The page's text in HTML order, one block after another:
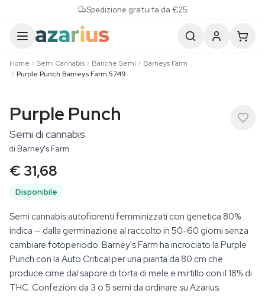
Spedizione gratuita da €25
Home Semi Cannabis Banche Semi
Barneys Farm
Purple Punch Barneys Farm 5749
Purple Punch
Semi di cannabis
di Barney's Farm
€ 31,68
Disponibile
Semi cannabis autofiorenti femminizzati con genetica 80%
indica — dalla germinazione al raccolto in 50-60 giorni senza
cambiare fotoperiodo. Barney's Farm ha incrociato la Purple
Punch con la Auto Critical per una pianta da 80 cm che
produce cime dal sapore di torta di mele e mirtillo con il 18% di
THC. Confezioni da 3 o 5 semi da ordinare su Azarius.